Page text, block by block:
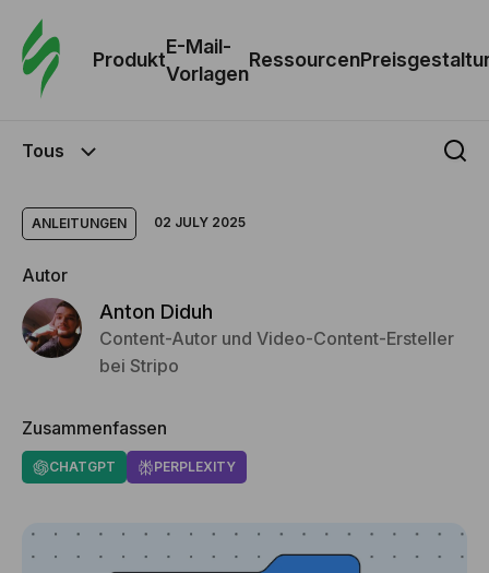
Produkt
E-Mail-
Vorlagen
Ressourcen
Tous
ANLEITUNGEN 02 JULY 2025
Autor
Anton Diduh
Content-Autor und Video-Content-Ersteller
bei Stripo
Zusammenfassen
CHATGPT PERPLEXITY